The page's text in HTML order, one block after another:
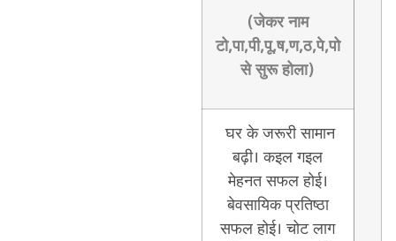
(जेकर नाम
टो,पा,पी,पू,ष,ण,ठ,पे,पो
से सुरू होला)
घर के जरूरी सामान
बढ़ी। कइल गइल
मेहनत सफल होई।
बेवसायिक प्रतिष्ठा
सफल होई। चोट लाग